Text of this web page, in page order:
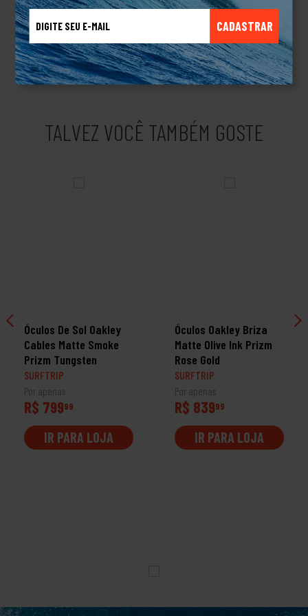
CADASTRAR
dar conforto e liberdade em um estilo casual para o dia a dia. A
marca traz peças como moletons, camisetas, jaquetas,
camisas, bermudas, calças entre outras categorias que se
encaixam em qualquer estilo de vida. Produto Original.
TALVEZ VOCÊ TAMBÉM GOSTE
Óculos De Sol Oakley
Cables Matte Smoke
Prizm Tungsten
SURFTRIP
Por apenas
R$ 79999
IR PARA LOJA
Óculos Oakley Briza
Matte Olive Ink Prizm
Rose Gold
SURFTRIP
Por apenas
R$ 83999
IR PARA LOJA